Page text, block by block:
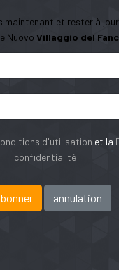
maintenant et rester à
Nuovo Villaggio del
d'utilisation et la
confidentialité